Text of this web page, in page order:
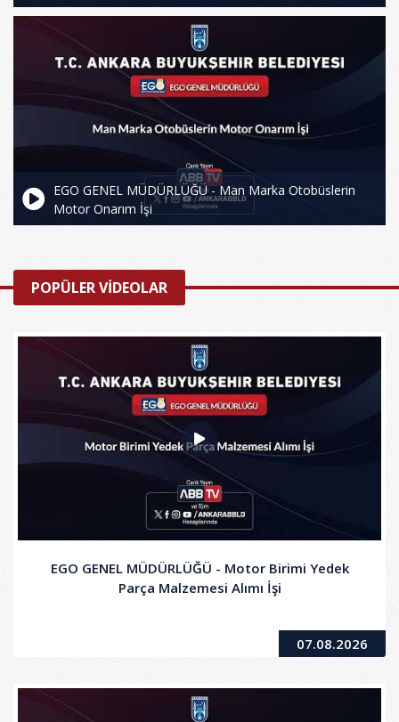
EGO GENEL MÜDÜRLÜĞÜ - Man Marka Otobüslerin
Motor Onarım İşi
POPÜLER VİDEOLAR
EGO GENEL MÜDÜRLÜĞÜ - Motor Birimi Yedek
Parça Malzemesi Alımı İşi
07.08.2026